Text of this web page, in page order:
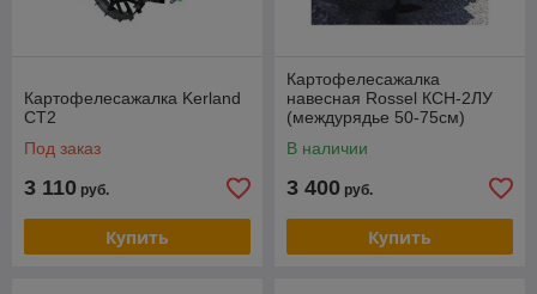
Картофелесажалка Kerland
СТ2
Под заказ
3 110 руб.
Купить
Картофелесажалка
навесная Rossel КСН-2ЛУ
(междурядье 50-75см)
В наличии
3 400 руб.
Купить